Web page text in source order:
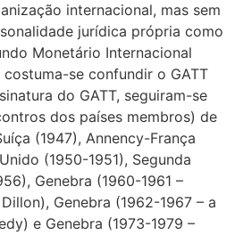
internacional, mas sem
jurídica própria como
Monetário Internacional
costuma-se confundir o GATT
do GATT, seguiram-se
dos países membros) de
(1947), Annency-França
(1950-1951), Segunda
Genebra (1960-1961 –
Genebra (1962-1967 – a
e Genebra (1973-1979 –